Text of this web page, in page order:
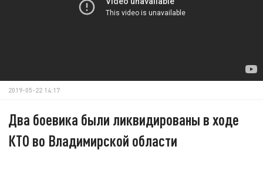
2019-05-22 14:17
Два боевика были ликвидированы в ходе
КТО во Владимирской области